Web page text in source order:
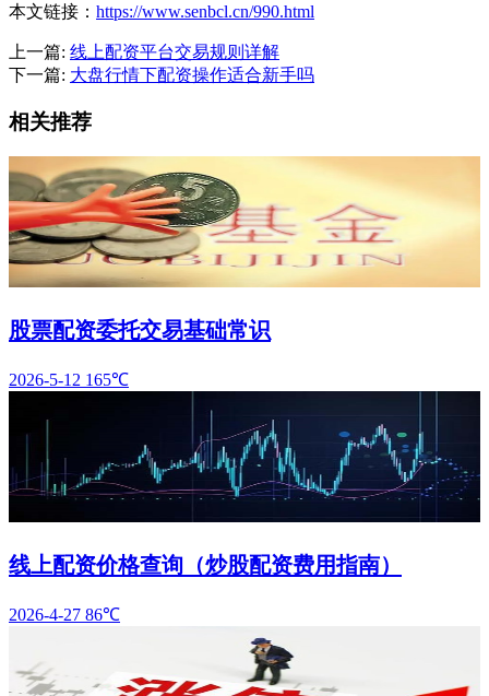
本文链接： https://www.senbcl.cn/990.html
上一篇: 线上配资平台交易规则详解
下一篇: 大盘行情下配资操作适合新手吗
相关推荐
股票配资委托交易基础常识
2026-5-12 165℃
线上配资价格查询（炒股配资费用指南）
2026-4-27 86℃